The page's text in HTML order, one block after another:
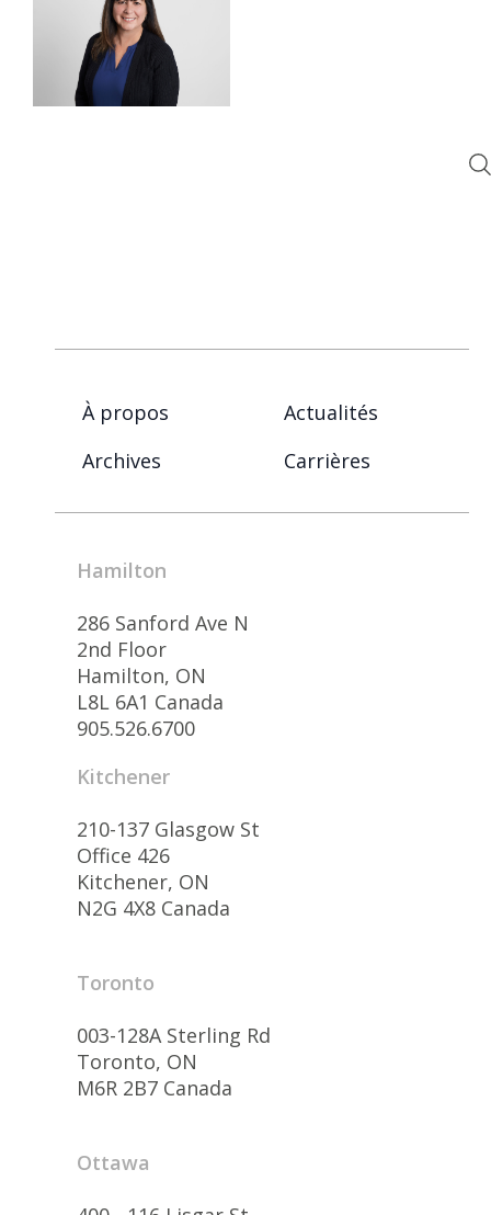
À propos
Actualités
Archives
Carrières
Hamilton
286 Sanford Ave N
2nd Floor
Hamilton, ON
L8L 6A1 Canada
905.526.6700
Kitchener
210-137 Glasgow St
Office 426
Kitchener, ON
N2G 4X8 Canada
Toronto
003-128A Sterling Rd
Toronto, ON
M6R 2B7 Canada
Ottawa